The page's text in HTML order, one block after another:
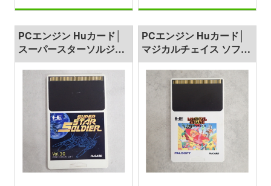
PCエンジン Huカード│
スーパースターソルジャ
ー
PCエンジン Huカード│
マジカルチェイス ソフト
のみ